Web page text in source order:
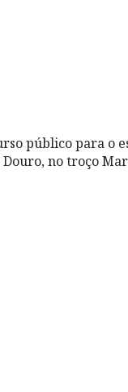
público para o
no troço